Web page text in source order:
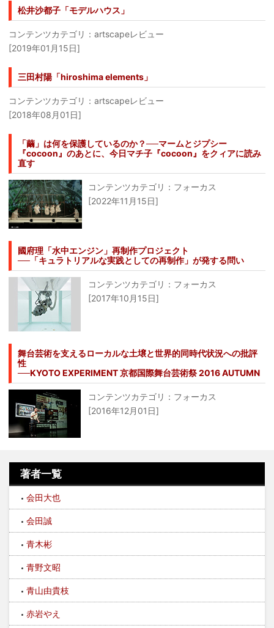
松井沙都子「モデルハウス」
コンテンツカテゴリ：artscapeレビュー
[2019年01月15日]
三田村陽「hiroshima elements」
コンテンツカテゴリ：artscapeレビュー
[2018年08月01日]
「繭」は何を保護しているのか？──マームとジプシー
『cocoon』のあとに、今日マチ子『cocoon』をクィアに読み
直す
コンテンツカテゴリ：フォーカス
[2022年11月15日]
國府理「水中エンジン」再制作プロジェクト
──「キュラトリアルな実践としての再制作」が発する問い
コンテンツカテゴリ：フォーカス
[2017年10月15日]
舞台芸術を支えるローカルな土壌と世界的同時代状況への批評
性
──KYOTO EXPERIMENT 京都国際舞台芸術祭 2016 AUTUMN
コンテンツカテゴリ：フォーカス
[2016年12月01日]
著者一覧
会田大也
会田誠
青木彬
青野文昭
青山由貴枝
赤岩やえ